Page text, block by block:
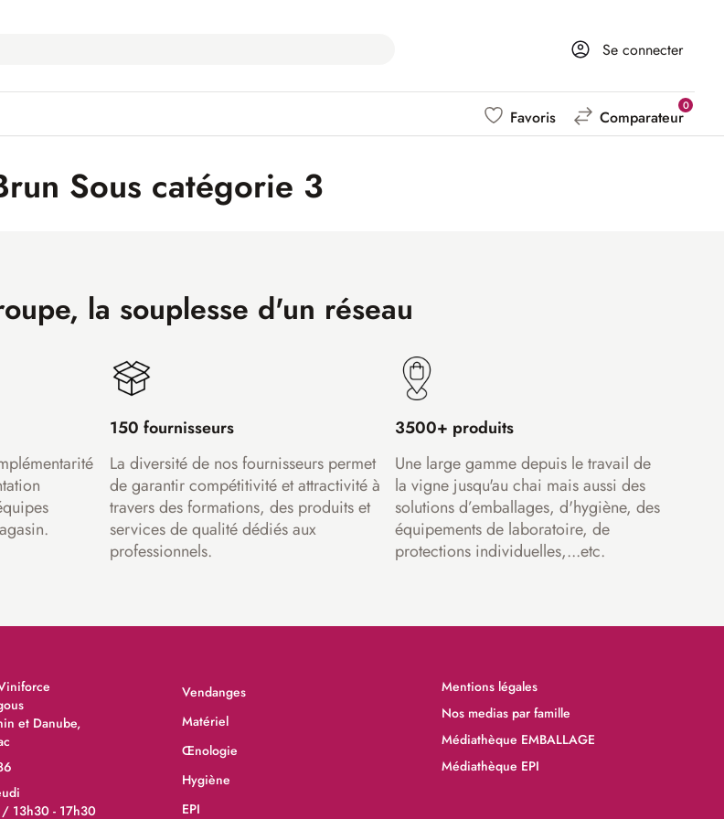
Se connecter
Favoris Comparateur
0
Sous catégorie 3
la souplesse d'un réseau
150 fournisseurs
La diversité de nos fournisseurs permet
de garantir compétitivité et attractivité à
travers des formations, des produits et
services de qualité dédiés aux
professionnels.
3500+ produits
Une large gamme depuis le travail de
la vigne jusqu'au chai mais aussi des
solutions d’emballages, d'hygiène, des
équipements de laboratoire, de
protections individuelles,...etc.
et Danube,
13h30 - 17h30
Vendanges
Matériel
Œnologie
Hygiène
EPI
Mentions légales
Nos medias par famille
Médiathèque EMBALLAGE
Médiathèque EPI